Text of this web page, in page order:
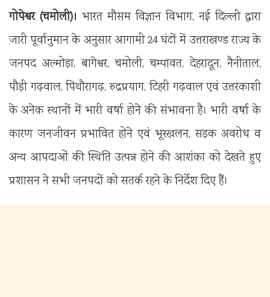
गोपेश्वर (चमोली)। भारत मौसम विज्ञान विभाग, नई दिल्ली द्वारा
जारी पूर्वानुमान के अनुसार आगामी 24 घंटों में उत्तराखण्ड राज्य के
जनपद अल्मोड़ा, बागेश्वर, चमोली, चम्पावत, देहरादून, नैनीताल,
पौड़ी गढ़वाल, पिथौरागढ़, रुद्रप्रयाग, टिहरी गढ़वाल एवं उत्तरकाशी
के अनेक स्थानों में भारी वर्षा होने की संभावना है। भारी वर्षा के
कारण जनजीवन प्रभावित होने एवं भूस्खलन, सड़क अवरोध व
अन्य आपदाओं की स्थिति उत्पन्न होने की आशंका को देखते हुए
प्रशासन ने सभी जनपदों को सतर्क रहने के निर्देश दिए हैं।